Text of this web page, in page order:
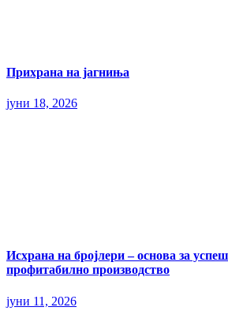
Прихрана на јагниња
јуни 18, 2026
Исхрана на бројлери – основа за
профитабилно производство
јуни 11, 2026